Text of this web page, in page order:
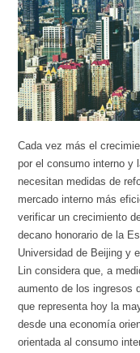
Cada vez más el
por el consumo interno y
necesitan medidas de
mercado interno más
verificar un crecimiento
decano honorario de la
Universidad de Beijing y
Lin considera que, a
aumento de los ingresos
que representa hoy la
desde una economía
orientada al consumo